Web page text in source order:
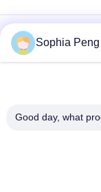
Ηλεκτρική
μοτοσικλετών
αποθήκευσης
Sophia Peng
Good day, what